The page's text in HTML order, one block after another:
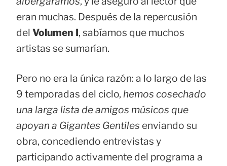
eran muchas. Después de la repercusión
del Volumen I, sabíamos que muchos
artistas se sumarían.
Pero no era la única razón: a lo largo de las
9 temporadas del ciclo, hemos cosechado
una larga lista de amigos músicos que
apoyan a Gigantes Gentiles enviando su
obra, concediendo entrevistas y
participando activamente del programa a